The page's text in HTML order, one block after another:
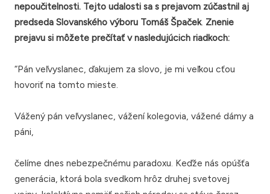
nepoučitelnosti. Tejto udalosti sa s prejavom zúčastnil aj
predseda Slovanského výboru Tomáš Špaček. Znenie
prejavu si môžete prečítať v nasledujúcich riadkoch:
“Pán veľvyslanec, ďakujem za slovo, je mi veľkou cťou
hovoriť na tomto mieste.
Vážený pán veľvyslanec, vážení kolegovia, vážené dámy a
páni,
čelíme dnes nebezpečnému paradoxu. Keďže nás opúšťa
generácia, ktorá bola svedkom hrôz druhej svetovej